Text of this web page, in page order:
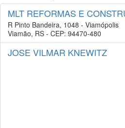
MLT REFORMAS E
R Pinto Bandeira, 1048 - Viamópolis
Viamão, RS - CEP: 94470-480
JOSE VILMAR KNEWITZ